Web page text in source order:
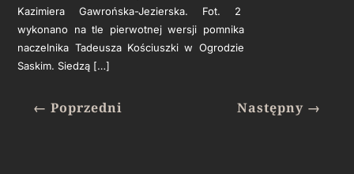
Kazimiera Gawrońska-Jezierska. Fot. 2
wykonano na tle pierwotnej wersji pomnika
naczelnika Tadeusza Kościuszki w Ogrodzie
Saskim. Siedzą […]
←Poprzedni Następny→